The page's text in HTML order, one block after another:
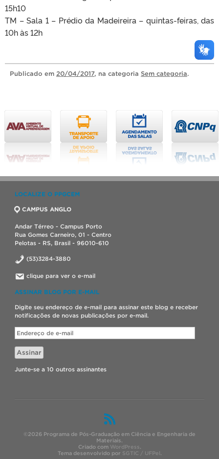
15h10
TM – Sala 1 – Prédio da Madeireira – quintas-feiras, das
10h às 12h
Publicado em 20/04/2017, na categoria Sem categoria.
LOCALIZE O PPGCEM
CAMPUS ANGLO
Andar Térreo - Campus Porto
Rua Gomes Carneiro, 01 - Centro
Pelotas - RS, Brasil - 96010-610
(53)3284-3880
clique para ver o e-mail
ASSINAR BLOG POR E-MAIL
Digite seu endereço de e-mail para assinar este blog e receber
notificações de novas publicações por e-mail.
Endereço
de
e-
mail
Assinar
Junte-se a 10 outros assinantes
©2026 Programa de Pós-Graduação em Ciência e Engenharia de
Materiais.
Criado com WordPress.
Tema desenvolvido por SGTIC / UFPel.